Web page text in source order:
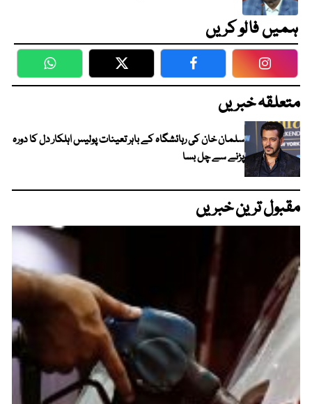
ہمیں فالو کریں
WhatsApp Twitter Facebook
متعلقہ خبریں
سلمان خان کی رہائشگاہ کے باہر تعینات پولیس اہلکار دل کا دورہ
پڑنے سے چل بسا
مقبول ترین خبریں